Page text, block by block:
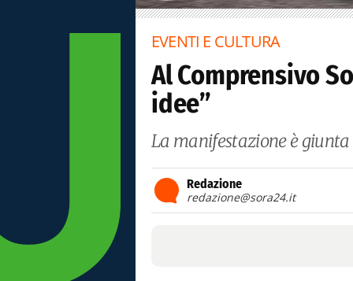
EVENTI E CULTURA
Al Comprensivo
idee”
La manifestazione è
Redazione
redazione@sora24.it